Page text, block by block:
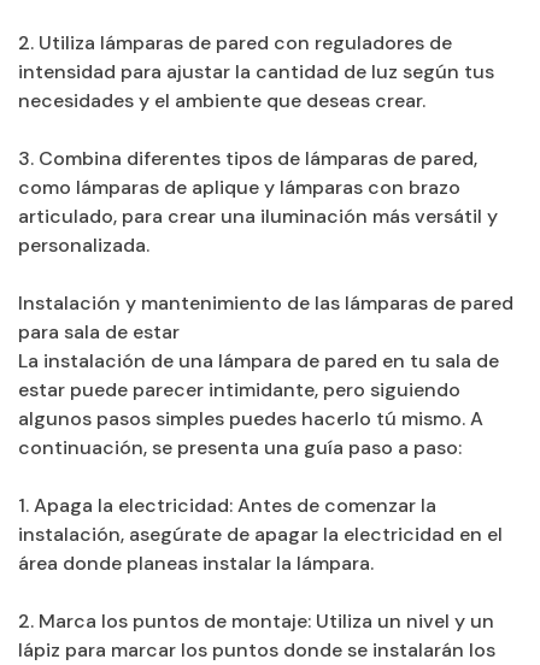
2. Utiliza lámparas de pared con reguladores de
intensidad para ajustar la cantidad de luz según tus
necesidades y el ambiente que deseas crear.
3. Combina diferentes tipos de lámparas de pared,
como lámparas de aplique y lámparas con brazo
articulado, para crear una iluminación más versátil y
personalizada.
Instalación y mantenimiento de las lámparas de pared
para sala de estar
La instalación de una lámpara de pared en tu sala de
estar puede parecer intimidante, pero siguiendo
algunos pasos simples puedes hacerlo tú mismo. A
continuación, se presenta una guía paso a paso:
1. Apaga la electricidad: Antes de comenzar la
instalación, asegúrate de apagar la electricidad en el
área donde planeas instalar la lámpara.
2. Marca los puntos de montaje: Utiliza un nivel y un
lápiz para marcar los puntos donde se instalarán los